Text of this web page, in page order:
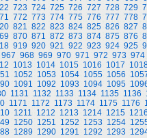
723 724 725 726 727 728 729
772 773 774 775 776 777 778
821 822 823 824 825 826 827
870 871 872 873 874 875 876
919 920 921 922 923 924 925
967 968 969 970 971 972 973 974
1013 1014 1015 1016 1017
1052 1053 1054 1055 1056
1091 1092 1093 1094 1095
1131 1132 1133 1134 1135 1136
1171 1172 1173 1174 1175 1176
1211 1212 1213 1214 1215 1216
1250 1251 1252 1253 1254
1289 1290 1291 1292 1293